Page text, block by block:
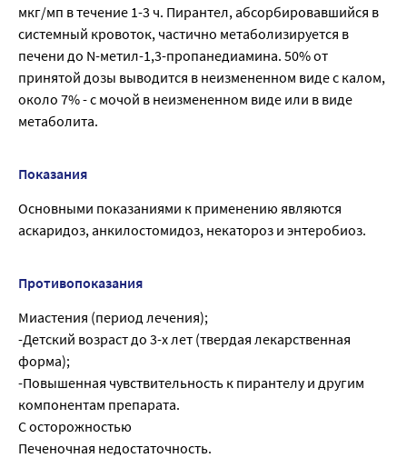
мкг/мп в течение 1-3 ч. Пирантел, абсорбировавшийся в
системный кровоток, частично метаболизируется в
печени до N-метил-1,3-пропанедиамина. 50% от
принятой дозы выводится в неизмененном виде с калом,
около 7% - с мочой в неизмененном виде или в виде
метаболита.
Показания
Основными показаниями к применению являются
аскаридоз, анкилостомидоз, некатороз и энтеробиоз.
Противопоказания
Миастения (период лечения);
-Детский возраст до 3-х лет (твердая лекарственная
форма);
-Повышенная чувствительность к пирантелу и другим
компонентам препарата.
С осторожностью
Печеночная недостаточность.